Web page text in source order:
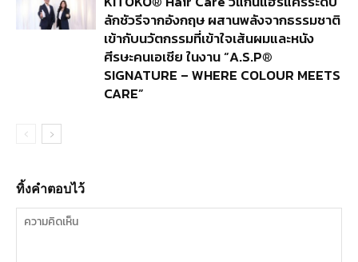
ลักชัวรีจากอังกฤษ ผสานพลังจากธรรมชาติ
เข้ากับนวัตกรรมที่เข้าใจเส้นผมและหนัง
ศีรษะคนเอเชีย ในงาน “A.S.P®
SIGNATURE – WHERE COLOUR MEETS
CARE”
ทิ้งคำตอบไว้